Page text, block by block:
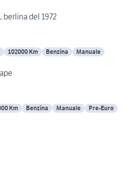
berlina del 1972
102000 Km Benzina Manuale
Km Benzina Manuale Pre-Euro